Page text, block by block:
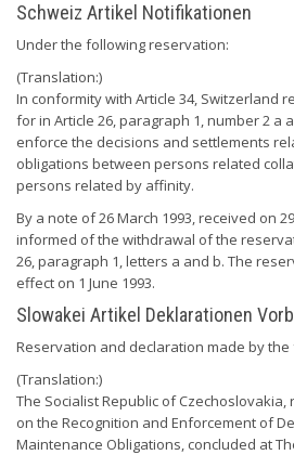
Schweiz Artikel Notifikationen
Under the following reservation:
(Translation:)
In conformity with Article 34, Switzerland
for in Article 26, paragraph 1, number 2 a
enforce the decisions and settlements
obligations between persons related
persons related by affinity.
By a note of 26 March 1993, received on
informed of the withdrawal of the
26, paragraph 1, letters a and b. The
effect on 1 June 1993.
Slowakei Artikel Deklarationen
Reservation and declaration made by
(Translation:)
The Socialist Republic of
on the Recognition and Enforcement of
Maintenance Obligations, concluded at